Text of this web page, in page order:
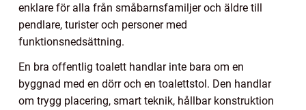
enklare för alla från småbarnsfamiljer och äldre till
pendlare, turister och personer med
funktionsnedsättning.
En bra offentlig toalett handlar inte bara om en
byggnad med en dörr och en toalettstol. Den handlar
om trygg placering, smart teknik, hållbar konstruktion